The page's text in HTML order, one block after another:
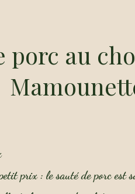
porc au
prix : le sauté de porc est